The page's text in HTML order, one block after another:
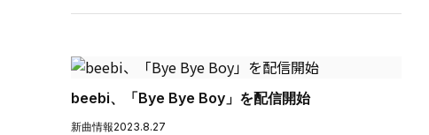
beebi、「Bye Bye Boy」を配信開始
新曲情報2023.8.27